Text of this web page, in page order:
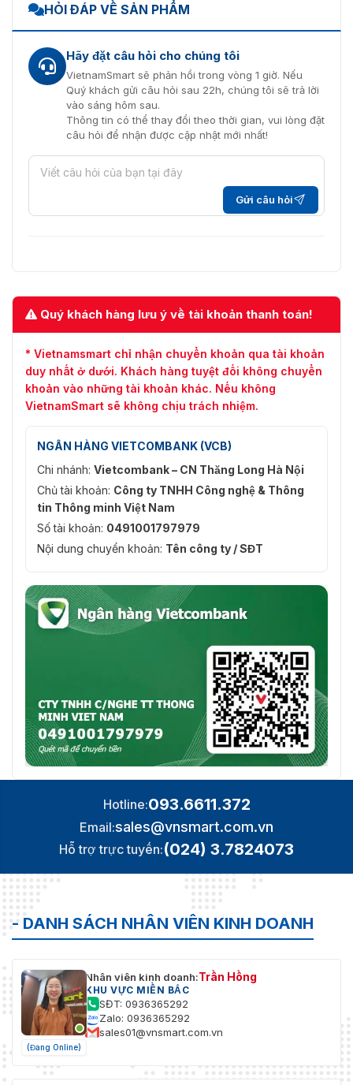
HỎI ĐÁP VỀ SẢN PHẨM
Hãy đặt câu hỏi cho chúng tôi
VietnamSmart sẽ phản hồi trong vòng 1 giờ. Nếu
Quý khách gửi câu hỏi sau 22h, chúng tôi sẽ trả lời
vào sáng hôm sau.
Thông tin có thể thay đổi theo thời gian, vui lòng đặt
câu hỏi để nhận được cập nhật mới nhất!
Gửi câu hỏi
Quý khách hàng lưu ý về tài khoản thanh toán!
* Vietnamsmart chỉ nhận chuyển khoản qua tài khoản
duy nhất ở dưới. Khách hàng tuyệt đối không chuyển
khoản vào những tài khoản khác. Nếu không
VietnamSmart sẽ không chịu trách nhiệm.
NGÂN HÀNG VIETCOMBANK (VCB)
Chi nhánh: Vietcombank – CN Thăng Long Hà Nội
Chủ tài khoản: Công ty TNHH Công nghệ & Thông
tin Thông minh Việt Nam
Số tài khoản: 0491001797979
Nội dung chuyển khoản: Tên công ty / SĐT
Hotline:093.6611.372
Email:sales@vnsmart.com.vn
Hỗ trợ trực tuyến:(024) 3.7824073
- DANH SÁCH NHÂN VIÊN KINH DOANH
(Đang Online)
Nhân viên kinh doanh:Trần Hồng
KHU VỰC MIỀN BẮC
SĐT: 0936365292
Zalo: 0936365292
sales01@vnsmart.com.vn